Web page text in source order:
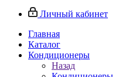
Личный кабинет
Главная
Каталог
Кондиционеры
Назад